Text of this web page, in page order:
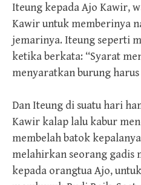
Iteung kepada Ajo Kawir,
Kawir untuk memberinya
jemarinya. Iteung seperti
ketika berkata: “Syarat
menyaratkan burung harus
Dan Iteung di suatu hari
Kawir kalap lalu kabur
membelah batok
melahirkan seorang gadis
kepada orangtua Ajo,